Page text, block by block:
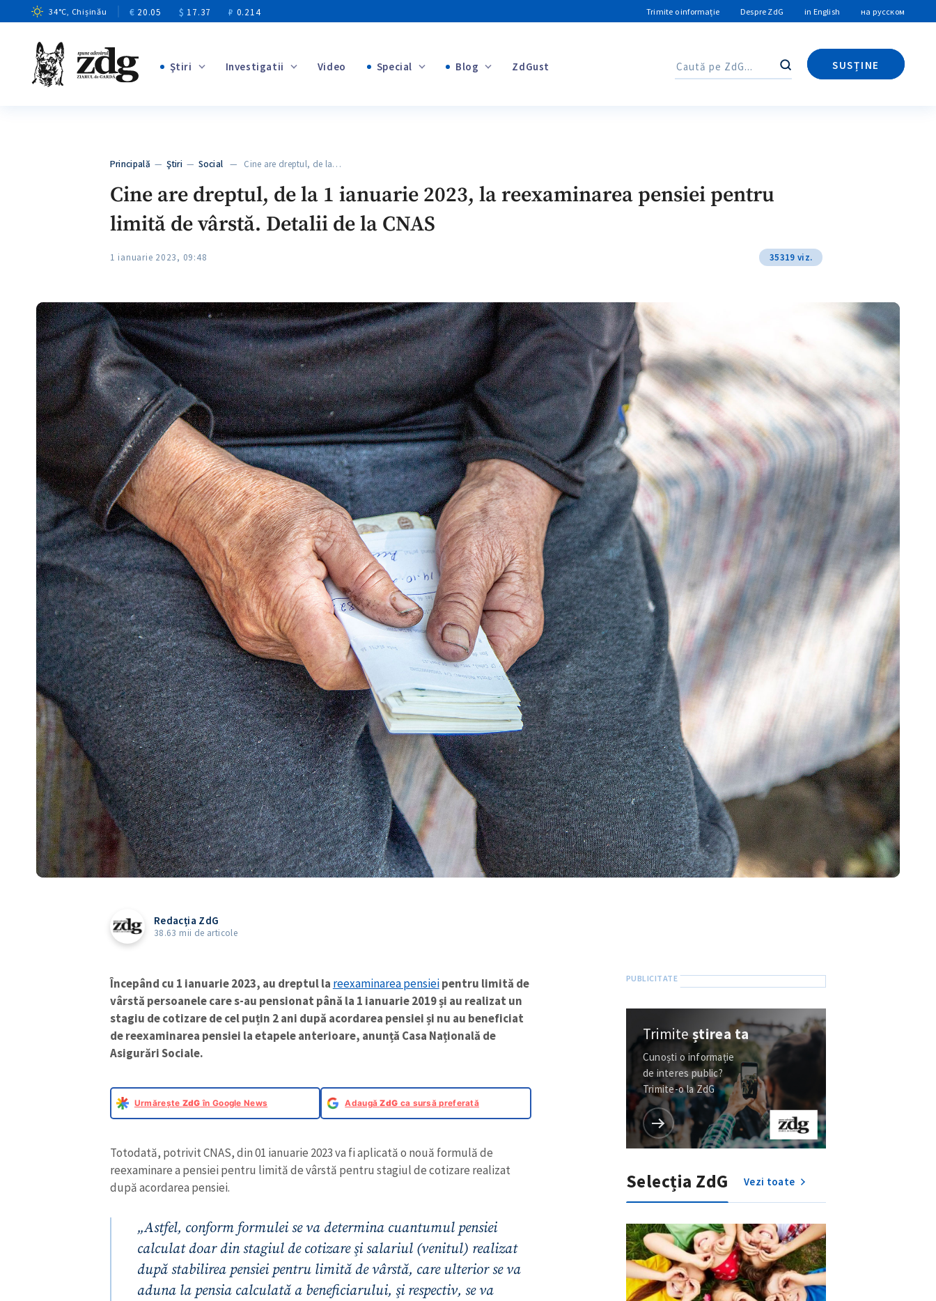
34°C, Chișinău € 20.05 $ 17.37 ₽ 0.214 Trimite o informație Despre ZdG in English на русском
Ştiri Investigatii Video Special Blog ZdGust Caută
SUSȚINE
Caută
Principală —Ştiri —Social — Cine are dreptul, de la…
Cine are dreptul, de la 1 ianuarie 2023, la reexaminarea pensiei pentru
limită de vârstă. Detalii de la CNAS
1 ianuarie 2023, 09:48 35319 viz.
Redacția ZdG
38.63 mii de articole
Începând cu 1 ianuarie 2023, au dreptul la reexaminarea pensieipentru limită de
vârstă persoanele care s-au pensionat până la 1 ianuarie 2019 și au realizat un
stagiu de cotizare de cel puțin 2 ani după acordarea pensiei și nu au beneficiat
de reexaminarea pensiei la etapele anterioare, anunță Casa Națională de
Asigurări Sociale.
Urmărește ZdG în Google News AdaugăZdG ca sursă preferată
Totodată, potrivit CNAS, din 01 ianuarie 2023 va fi aplicată o nouă formulă de
reexaminare a pensiei pentru limită de vârstă pentru stagiul de cotizare realizat
după acordarea pensiei.
„Astfel, conform formulei se va determina cuantumul pensiei
calculat doar din stagiul de cotizare şi salariul (venitul) realizat
după stabilirea pensiei pentru limită de vârstă, care ulterior se va
aduna la pensia calculată a beneficiarului, şi respectiv, se va
Trimiteștirea ta
Cunoști o informație
de interes public?
Trimite-o la ZdG
Selecția ZdG Vezi toate